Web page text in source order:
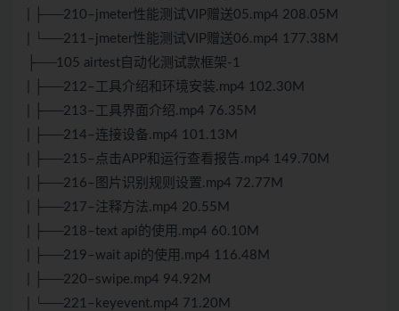
| ├──210–jmeter性能测试VIP赠送05.mp4 208.05M
| └──211–jmeter性能测试VIP赠送06.mp4 177.38M
├──105 airtest自动化测试款框架-1
| ├──212–工具介绍和环境安装.mp4 102.30M
| ├──213–工具界面介绍.mp4 76.35M
| ├──214–连接设备.mp4 101.13M
| ├──215–点击APP和运行查看报告.mp4 149.70M
| ├──216–图片识别规则设置.mp4 72.77M
| ├──217–注释方法.mp4 20.55M
| ├──218–text api的使用.mp4 60.10M
| ├──219–wait api的使用.mp4 116.48M
| ├──220–swipe.mp4 94.92M
| └──221–keyevent.mp4 71.20M